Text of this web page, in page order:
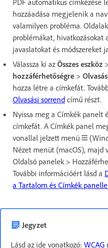
hozzáadása megjelenik a
valamilyen probléma.
problémákat, hivatkozásokat
javaslatokat és módszereket
Válassza ki az Összes eszköz >
hozzáférhetőségre >
hozza létre a címkefát.
Olvasási sorrend című részt.
Nyissa meg a Címkék panelt
címkefát. A Címkék panel
vonallal jelzett menü
Nézet menüt (macOS), majd
Oldalsó panelek >
További információért lásd a
a Tartalom és Címkék
Jegyzet
Lásd az ide vonatkozó: WCAG